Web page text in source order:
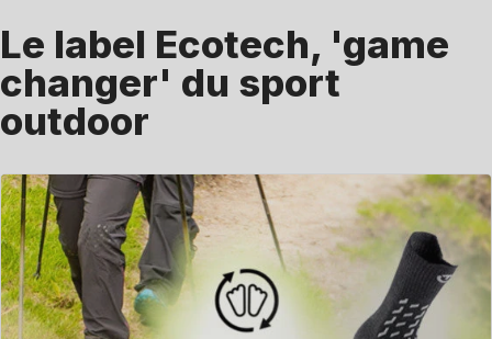
Le label Ecotech, 'game
changer' du sport
outdoor